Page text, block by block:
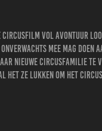
circusfilm vol avontuur
mee mag
nieuwe circusfamilie te
het ze lukken om het